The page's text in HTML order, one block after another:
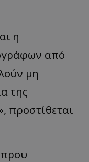
η
από
μη
της
προστίθεται